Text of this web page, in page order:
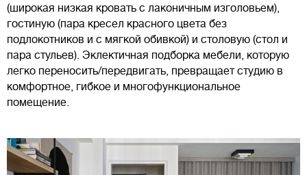
(широкая низкая кровать с лаконичным изголовьем),
гостиную (пара кресел красного цвета без
подлокотников и с мягкой обивкой) и столовую (стол и
пара стульев). Эклектичная подборка мебели, которую
легко переносить/передвигать, превращает студию в
комфортное, гибкое и многофункциональное
помещение.